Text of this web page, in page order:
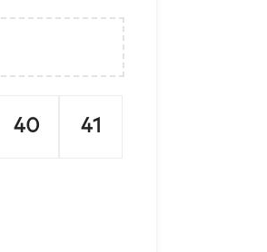
40 41